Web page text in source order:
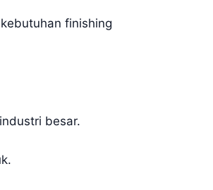
finishing
besar.